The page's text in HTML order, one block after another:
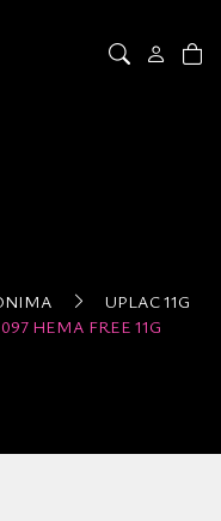
UPLAC 11G
HEMA FREE 11G